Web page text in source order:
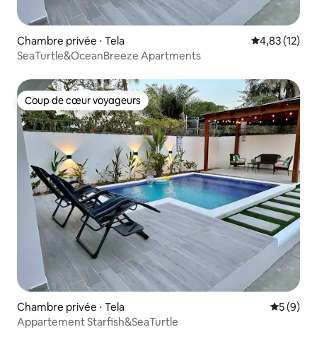
Chambre privée ⋅ Tela Évaluation
4,83 (12)
SeaTurtle&OceanBreeze Apartments
Coup de cœur voyageurs
Coup de cœur voyageurs
Chambre privée ⋅ Tela
5 (9)
Appartement Starfish&SeaTurtle